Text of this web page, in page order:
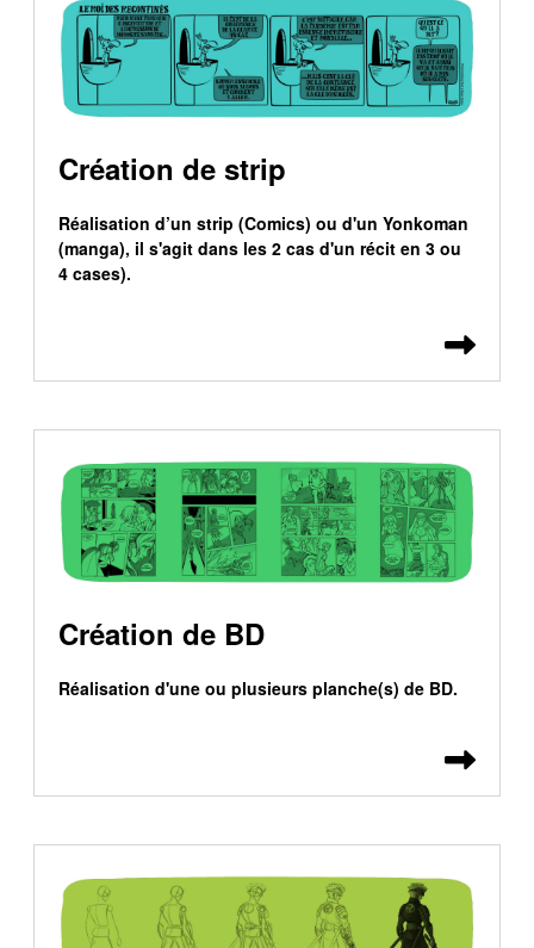
Création de strip
Réalisation d’un strip (Comics) ou d'un Yonkoman
(manga), il s'agit dans les 2 cas d'un récit en 3 ou
4 cases).
Lire
Création de BD
Réalisation d'une ou plusieurs planche(s) de BD.
Lire